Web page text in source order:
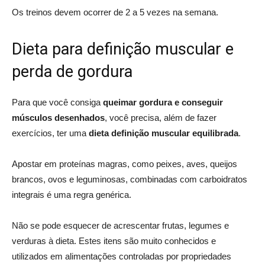
Os treinos devem ocorrer de 2 a 5 vezes na semana.
Dieta para definição muscular e
perda de gordura
Para que você consiga queimar gordura e conseguir
músculos desenhados, você precisa, além de fazer
exercícios, ter uma dieta definição muscular equilibrada.
Apostar em proteínas magras, como peixes, aves, queijos
brancos, ovos e leguminosas, combinadas com carboidratos
integrais é uma regra genérica.
Não se pode esquecer de acrescentar frutas, legumes e
verduras à dieta. Estes itens são muito conhecidos e
utilizados em alimentações controladas por propriedades